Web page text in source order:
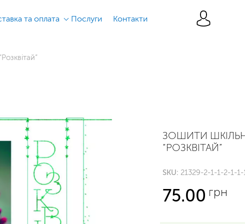
та оплата Послуги Контакти
ЗОШИТИ
“РОЗКВІТАЙ”
SKU: 21329-2-1-1-2-1-1-
75.00грн